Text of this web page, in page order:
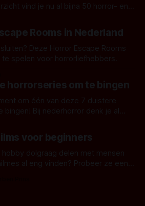
vind je nu al bijna 50 horror- en
Rooms in Nederland
Deze Horror Escape Rooms
spelen voor horrorliefhebbers.
horrorseries om te bingen
om één van deze 7 duistere
denk je al
Johnsons. Maar Nederlandse horror
Hier een aantal Nederlandse tv-
series uit het duistere of horrorgenre. Als
voor beginners
dolgraag delen met mensen
al eng vinden? Probeer ze eens